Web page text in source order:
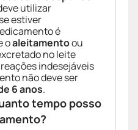
utilizar
se estiver
é
oaleitamentoou
no leite
indesejáveis
não deve ser
6 anos.
tempo posso